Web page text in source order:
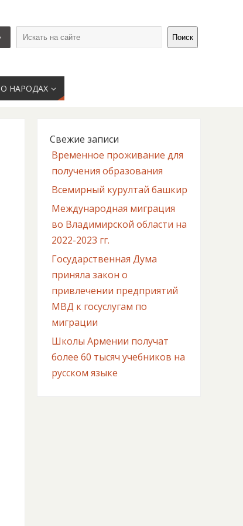
Поиск
О НАРОДАХ
Свежие записи
Временное проживание для
получения образования
Всемирный курултай башкир
Международная миграция
во Владимирской области на
2022-2023 гг.
Государственная Дума
приняла закон о
привлечении предприятий
МВД к госуслугам по
миграции
Школы Армении получат
более 60 тысяч учебников на
русском языке